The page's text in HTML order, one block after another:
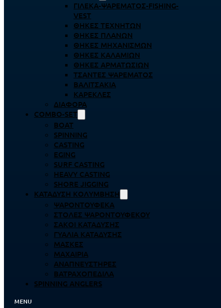
ΓΙΛΈΚΑ-ΨΑΡΈΜΑΤΟΣ-FISHING-
VEST
ΘΉΚΕΣ ΤΕΧΝΗΤΏΝ
ΘΉΚΕΣ ΠΛΆΝΩΝ
ΘΉΚΕΣ ΜΗΧΑΝΙΣΜΏΝ
ΘΉΚΕΣ ΚΑΛΑΜΙΏΝ
ΘΉΚΕΣ ΑΡΜΑΤΩΣΙΏΝ
ΤΣΆΝΤΕΣ ΨΑΡΈΜΑΤΟΣ
ΒΑΛΙΤΣΆΚΙΑ
ΚΑΡΈΚΛΕΣ
ΔΙΆΦΟΡΑ
COMBO-SET
BOAT
SPINNING
CASTING
EGING
SURF CASTING
HEAVY CASTING
SHORE JIGGING
ΚΑΤΆΔΥΣΗ ΚΟΛΎΜΒΗΣΗ
ΨΑΡΟΝΤΟΎΦΕΚΑ
ΣΤΟΛΈΣ ΨΑΡΟΝΤΟΎΦΕΚΟΥ
ΣΆΚΟΙ ΚΑΤΆΔΥΣΗΣ
ΓΥΑΛΙΆ ΚΑΤΆΔΥΣΗΣ
ΜΆΣΚΕΣ
ΜΑΧΑΊΡΙΑ
ΑΝΑΠΝΕΥΣΤΉΡΕΣ
ΒΑΤΡΑΧΟΠΈΔΙΛΑ
SPINNING ANGLERS